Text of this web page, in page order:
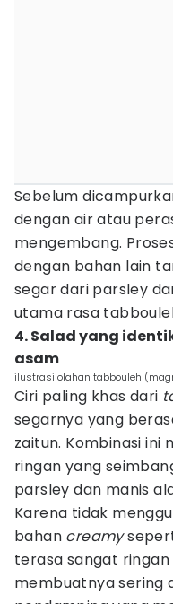
Sebelum
dengan air atau
mengembang.
dengan bahan lain
segar dari parsley
utama rasa
4. Salad yang
asam
ilustrasi olahan tabbouleh
Ciri paling khas dari
segarnya yang
zaitun. Kombinasi
ringan yang
parsley dan manis
Karena tidak
bahan creamy
terasa sangat ringan
membuatnya sering